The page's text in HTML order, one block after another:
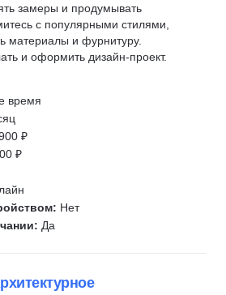
замеры и продумывать
с популярными стилями,
материалы и фурнитуру.
и оформить дизайн-проект.
время
₽
₽
Нет
Да